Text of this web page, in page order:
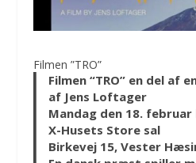
Filmen ”TRO”
Filmen “TRO” en del af
af Jens Loftager
Mandag den 18. februar
X-Husets Store sal
Birkevej 15, Vester